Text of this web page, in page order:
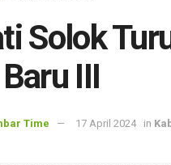
Solok
III
Time 17 April 2024 in